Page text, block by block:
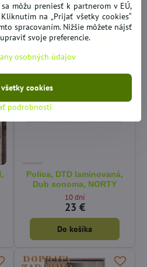
8,61 €
Zobraziť
Polica, DTD laminovaná,
Dub sonoma, NORTY
10 dní
23 €
Do košíka
môžu preniesť k partnerom v EÚ,
na „Prijať všetky cookies“
spracovaním. Nižšie môžete nájsť
svoje preferencie.
osobných údajov
podrobnosti
cookies